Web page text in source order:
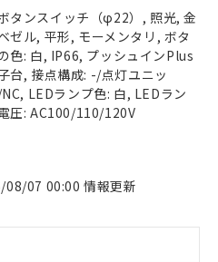
タンスイッチ（φ22）, 照光, 金
ゼル, 平形, モーメンタリ, ボタ
色: 白, IP66, プッシュインPlus
台, 接点構成: -/点灯ユニッ
NC, LEDランプ色: 白, LEDラン
圧: AC100/110/120V
08/07 00:00 情報更新